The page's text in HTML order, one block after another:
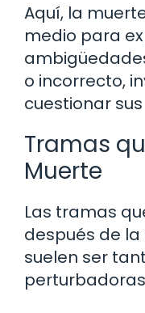
Aquí, la
medio para
o incorrecto,
cuestionar
Tramas
Muerte
Las tramas
después de
suelen ser